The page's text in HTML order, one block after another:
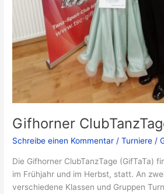
Gifhorner
Schreibe einen Kommentar /Turniere /
Die Gifhorner ClubTanzTage (GifTaTa)
im Frühjahr und im Herbst, statt. An
verschiedene Klassen und Gruppen